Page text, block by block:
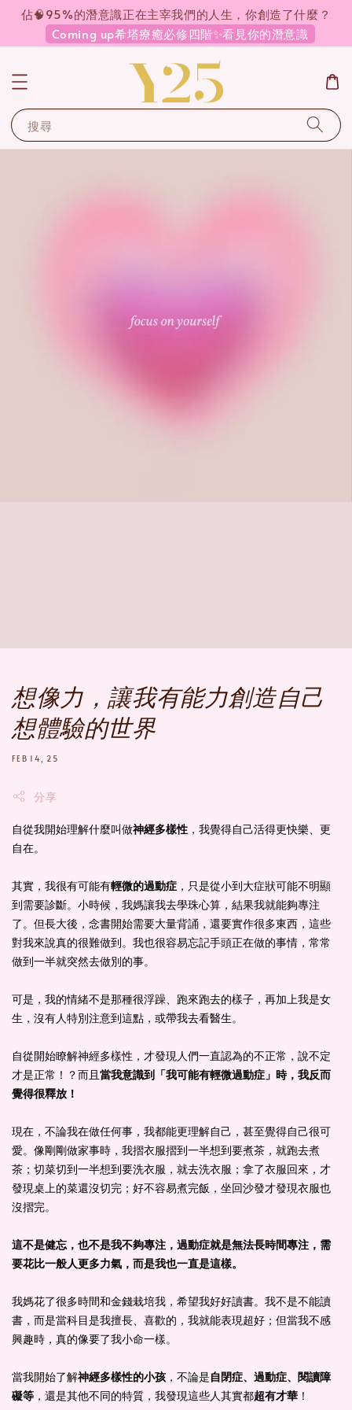
佔🧠95%的潛意識正在主宰我們的人生，你創造了什麼？
Coming up希塔療癒必修四階✨看見你的潛意識
搜尋
想像力，讓我有能力創造自己
想體驗的世界
FEB 14, 25
分享
自從我開始理解什麼叫做神經多樣性 ，我覺得自己活得更快樂、更
自在。
其實，我很有可能有輕微的過動症 ，只是從小到大症狀可能不明顯
到需要診斷。小時候，我媽讓我去學珠心算，結果我就能夠專注
了。但長大後，念書開始需要大量背誦，還要實作很多東西，這些
對我來說真的很難做到。我也很容易忘記手頭正在做的事情，常常
做到一半就突然去做別的事。
可是，我的情緒不是那種很浮躁、跑來跑去的樣子，再加上我是女
生，沒有人特別注意到這點，或帶我去看醫生。
自從開始瞭解神經多樣性，才發現人們一直認為的不正常，說不定
才是正常！？而且 當我意識到「我可能有輕微過動症」時，我反而
覺得很釋放！
現在，不論我在做任何事，我都能更理解自己，甚至覺得自己很可
愛。像剛剛做家事時，我摺衣服摺到一半想到要煮茶，就跑去煮
茶；切菜切到一半想到要洗衣服，就去洗衣服；拿了衣服回來，才
發現桌上的菜還沒切完；好不容易煮完飯，坐回沙發才發現衣服也
沒摺完。
這不是健忘，也不是我不夠專注，過動症就是無法長時間專注，需
要花比一般人更多力氣，而是我也一直是這樣。
我媽花了很多時間和金錢栽培我，希望我好好讀書。我不是不能讀
書，而是當科目是我擅長、喜歡的，我就能表現超好；但當我不感
興趣時，真的像要了我小命一樣。
當我開始了解神經多樣性的小孩 ，不論是 自閉症、過動症、閱讀障
礙等 ，還是其他不同的特質，我發現這些人其實都超有才華 ！